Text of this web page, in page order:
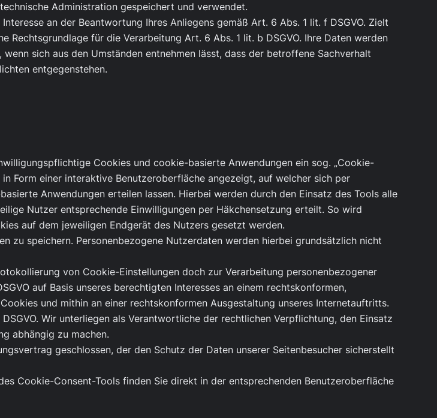
Administration gespeichert und verwendet.
an der Beantwortung Ihres Anliegens gemäß Art. 6 Abs. 1 lit. f DSGVO. Zielt
Rechtsgrundlage für die Verarbeitung Art. 6 Abs. 1 lit. b DSGVO. Ihre Daten werden
sich aus den Umständen entnehmen lässt, dass der betroffene Sachverhalt
entgegenstehen.
Cookies und cookie-basierte Anwendungen ein sog. „Cookie-
Form einer interaktive Benutzeroberfläche angezeigt, auf welcher sich per
Anwendungen erteilen lassen. Hierbei werden durch den Einsatz des Tools alle
Nutzer entsprechende Einwilligungen per Häkchensetzung erteilt. So wird
auf dem jeweiligen Endgerät des Nutzers gesetzt werden.
zu speichern. Personenbezogene Nutzerdaten werden hierbei grundsätzlich nicht
von Cookie-Einstellungen doch zur Verarbeitung personenbezogener
auf Basis unseres berechtigten Interesses an einem rechtskonformen,
und mithin an einer rechtskonformen Ausgestaltung unseres Internetauftritts.
Wir unterliegen als Verantwortliche der rechtlichen Verpflichtung, den Einsatz
abhängig zu machen.
geschlossen, der den Schutz der Daten unserer Seitenbesucher sicherstellt
Cookie-Consent-Tools finden Sie direkt in der entsprechenden Benutzeroberfläche